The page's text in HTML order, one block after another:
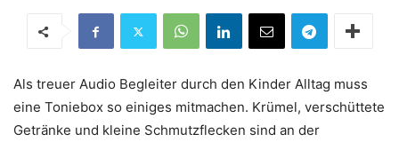
Als treuer Audio Begleiter durch den Kinder Alltag muss
eine Toniebox so einiges mitmachen. Krümel, verschüttete
Getränke und kleine Schmutzflecken sind an der